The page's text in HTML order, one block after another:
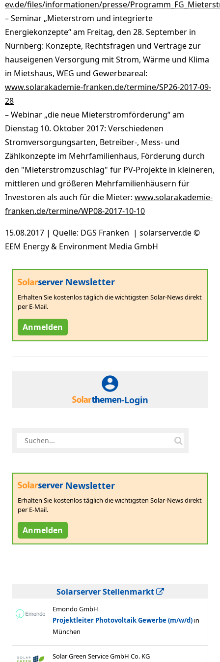
ev.de/files/informationen/presse/
– Seminar „Mieterstrom und integrierte
Energiekonzepte“ am Freitag, den 28. September in
Nürnberg: Konzepte, Rechtsfragen und Verträge zur
hauseigenen Versorgung mit Strom, Wärme und Klima
in Mietshaus, WEG und Gewerbeareal:
www.solarakademie-franken.de/termine/SP26-2017-09-
28
– Webinar „die neue Mieterstromförderung“ am
Dienstag 10. Oktober 2017: Verschiedenen
Stromversorgungsarten, Betreiber-, Mess- und
Zählkonzepte im Mehrfamilienhaus, Förderung durch
den "Mieterstromzuschlag" für PV-Projekte in kleineren,
mittleren und größeren Mehrfamilienhäusern für
Investoren als auch für die Mieter: www.solarakademie-
franken.de/termine/WP08-2017-10-10
15.08.2017 | Quelle: DGS Franken | solarserver.de ©
EEM Energy & Environment Media GmbH
Newsletter
Erhalten Sie kostenlos täglich die wichtigsten Solar-News direkt
per E-Mail.
Anmelden
-Login
Newsletter
Erhalten Sie kostenlos täglich die wichtigsten Solar-News direkt
per E-Mail.
Anmelden
Solarserver Stellenmarkt